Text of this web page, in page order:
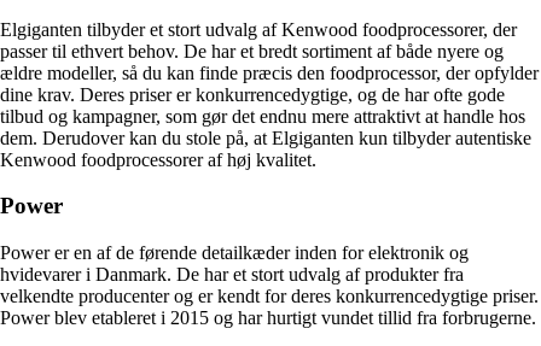
Elgiganten tilbyder et stort udvalg af Kenwood foodprocessorer, der
passer til ethvert behov. De har et bredt sortiment af både nyere og
ældre modeller, så du kan finde præcis den foodprocessor, der opfylder
dine krav. Deres priser er konkurrencedygtige, og de har ofte gode
tilbud og kampagner, som gør det endnu mere attraktivt at handle hos
dem. Derudover kan du stole på, at Elgiganten kun tilbyder autentiske
Kenwood foodprocessorer af høj kvalitet.
Power
Power er en af de førende detailkæder inden for elektronik og
hvidevarer i Danmark. De har et stort udvalg af produkter fra
velkendte producenter og er kendt for deres konkurrencedygtige priser.
Power blev etableret i 2015 og har hurtigt vundet tillid fra forbrugerne.